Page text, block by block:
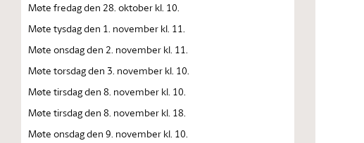
Møte fredag den 28. oktober kl. 10.
Møte tysdag den 1. november kl. 11.
Møte onsdag den 2. november kl. 11.
Møte torsdag den 3. november kl. 10.
Møte tirsdag den 8. november kl. 10.
Møte tirsdag den 8. november kl. 18.
Møte onsdag den 9. november kl. 10.